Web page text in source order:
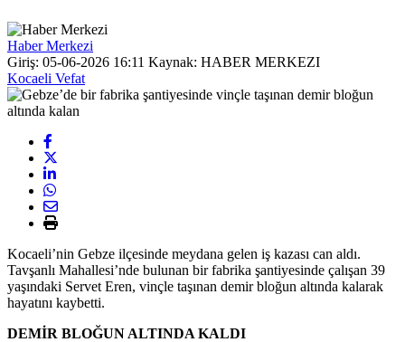
Haber Merkezi
Giriş: 05-06-2026 16:11 Kaynak: HABER MERKEZI
Kocaeli Vefat
Kocaeli’nin Gebze ilçesinde meydana gelen iş kazası can aldı.
Tavşanlı Mahallesi’nde bulunan bir fabrika şantiyesinde çalışan 39
yaşındaki Servet Eren, vinçle taşınan demir bloğun altında kalarak
hayatını kaybetti.
DEMİR BLOĞUN ALTINDA KALDI